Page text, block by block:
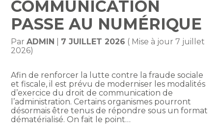
COMMUNICATION
PASSE AU NUMÉRIQUE
ParADMIN 7 JUILLET 2026 ( Mise à jour 7 juillet
2026)
Afin de renforcer la lutte contre la fraude sociale
et fiscale, il est prévu de moderniser les modalités
d’exercice du droit de communication de
l’administration. Certains organismes pourront
désormais être tenus de répondre sous un format
dématérialisé. On fait le point…